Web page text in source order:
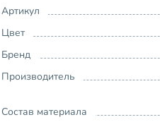
Артикул
Цвет
Бренд
Производитель
Состав материала